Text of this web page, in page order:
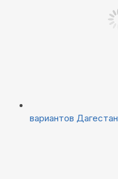
вариантов Дагестан